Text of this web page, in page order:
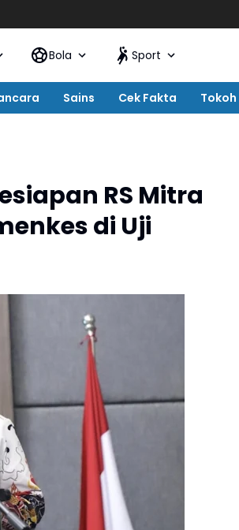
Bola Sport
Sains Cek Fakta Tokoh
RS Mitra
di Uji